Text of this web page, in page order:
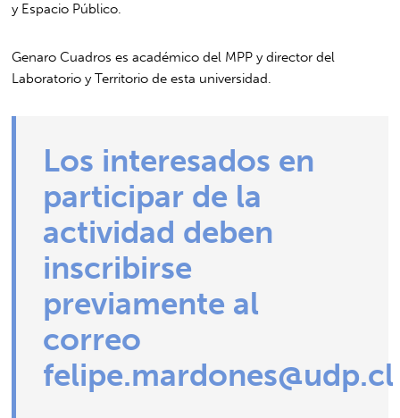
y Espacio Público.
Genaro Cuadros es académico del MPP y director del
Laboratorio y Territorio de esta universidad.
Los interesados en
participar de la
actividad deben
inscribirse
previamente al
correo
felipe.mardones@udp.cl